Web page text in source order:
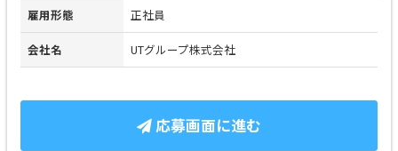
雇用形態 正社員
会社名 UTグループ株式会社
応募画面に進む